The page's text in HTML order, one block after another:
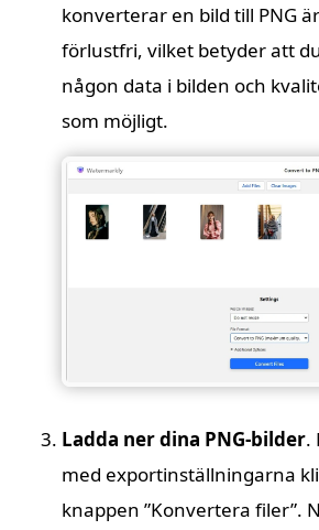
konverterar en bild till PNG
förlustfri, vilket betyder att
någon data i bilden och
som möjligt.
Ladda ner dina PNG-bilder.
med exportinställningarna
knappen ”Konvertera filer”.